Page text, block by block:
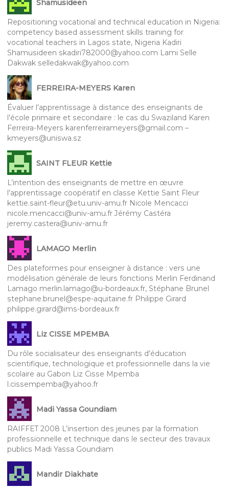
Shamusideen
Repositioning vocational and technical education in Nigeria:
competency based assessment skills training for
vocational teachers in Lagos state, Nigeria Kadiri
Shamusideen skadiri782000@yahoo.com Lami Selle
Dakwak selledakwak@yahoo.com
FERREIRA-MEYERS Karen
Évaluer l’apprentissage à distance des enseignants de
l’école primaire et secondaire : le cas du Swaziland Karen
Ferreira-Meyers karenferreirameyers@gmail.com –
kmeyers@uniswa.sz
SAINT FLEUR Kettie
L’intention des enseignants de mettre en œuvre
l’apprentissage coopératif en classe Kettie Saint Fleur
kettie.saint-fleur@etu.univ-amu.fr Nicole Mencacci
nicole.mencacci@univ-amu.fr Jérémy Castéra
jeremy.castera@univ-amu.fr
LAMAGO Merlin
Des plateformes pour enseigner à distance : vers une
modélisation générale de leurs fonctions Merlin Ferdinand
Lamago merlin.lamago@u-bordeaux.fr, Stéphane Brunel
stephane.brunel@espe-aquitaine.fr Philippe Girard
philippe.girard@ims-bordeaux.fr
Liz CISSE MPEMBA
Du rôle socialisateur des enseignants d’éducation
scientifique, technologique et professionnelle dans la vie
scolaire au Gabon Liz Cisse Mpemba
l.cissempemba@yahoo.fr
Madi Yassa Goundiam
RAIFFET 2008 L’insertion des jeunes par la formation
professionnelle et technique dans le secteur des travaux
publics Madi Yassa Goundiam
Mandir Diakhate